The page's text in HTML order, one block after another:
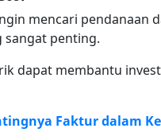
mencari pendanaan
sangat penting.
dapat membantu
Faktur dalam